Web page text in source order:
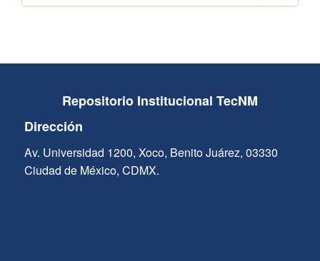
Repositorio Institucional TecNM
Dirección
Av. Universidad 1200, Xoco, Benito Juárez, 03330
Ciudad de México, CDMX.